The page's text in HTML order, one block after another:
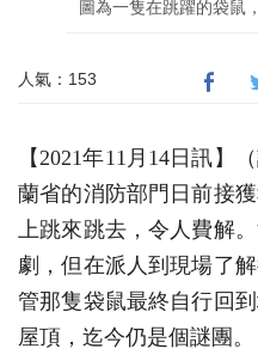
圖為一隻在跳躍的袋鼠
人氣：153
【2021年11月14日訊】
蘭省的消防部門日前接
上跳來跳去，令人費解
劇，但在派人到現場了
管那隻袋鼠最終自行回
屋頂，迄今仍是個謎團。